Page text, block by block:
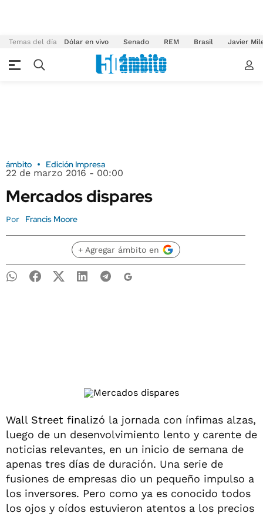
Temas del día Dólar en vivo Senado REM Brasil Javier
ámbito Edición Impresa
22 de marzo 2016 - 00:00
Mercados dispares
Por Francis Moore
+ Agregar ámbito en
Wall Street finalizó la jornada con ínfimas alzas,
luego de un desenvolvimiento lento y carente de
noticias relevantes, en un inicio de semana de
apenas tres días de duración. Una serie de
fusiones de empresas dio un pequeño impulso a
los inversores. Pero como ya es conocido todos
los ojos y oídos estuvieron atentos a los precios